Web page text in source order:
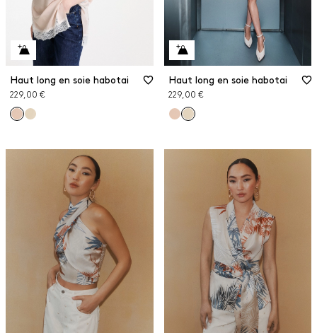
Haut long en soie habotai
229,00 €
Haut long en soie habotai
229,00 €